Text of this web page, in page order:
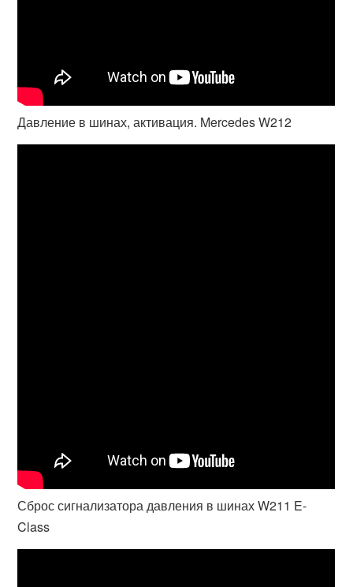
Давление в шинах, активация. Mercedes W212
Сброс сигнализатора давления в шинах W211 E-
Class